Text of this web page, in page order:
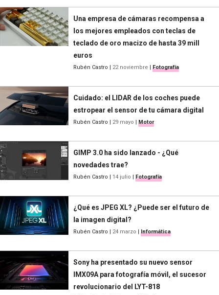
Una empresa de cámaras recompensa a
los mejores empleados con teclas de
teclado de oro macizo de hasta 39 mill
euros
Rubén Castro 22 noviembre Fotografía
Cuidado: el LIDAR de los coches puede
estropear el sensor de tu cámara digital
Rubén Castro 29 mayo Motor
GIMP 3.0 ha sido lanzado - ¿Qué
novedades trae?
Rubén Castro 14 julio Fotografía
¿Qué es JPEG XL? ¿Puede ser el futuro de
la imagen digital?
Rubén Castro 24 marzo Informática
Sony ha presentado su nuevo sensor
IMX09A para fotografía móvil, el sucesor
revolucionario del LYT-818